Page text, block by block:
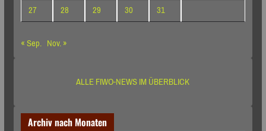
27
28 29 30
31
« Sep. Nov. »
ALLE FIWO-NEWS IM ÜBERBLICK
Archiv nach Monaten